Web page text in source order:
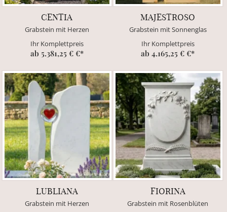
CENTIA
Grabstein mit Herzen
Ihr Komplettpreis
ab 5.381,25 € €*
MAJESTROSO
Grabstein mit Sonnenglas
Ihr Komplettpreis
ab 4.165,25 € €*
LUBLIANA
Grabstein mit Herzen
FIORINA
Grabstein mit Rosenblüten